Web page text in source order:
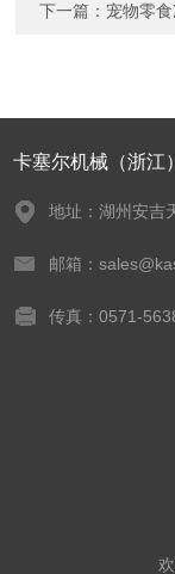
下一篇： 宠物零
卡塞尔机械（浙江
地址：湖州安吉
邮箱：
传真：0571-